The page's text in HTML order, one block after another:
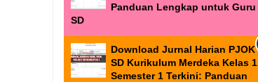
Panduan Lengkap untuk Guru
SD
Download Jurnal Harian PJOK
SD Kurikulum Merdeka Kelas 1
Semester 1 Terkini: Panduan